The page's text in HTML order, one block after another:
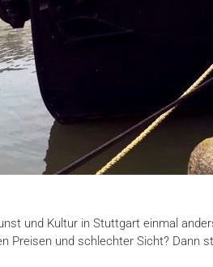
und Kultur in Stuttgart einmal
Preisen und schlechter Sicht? Dann